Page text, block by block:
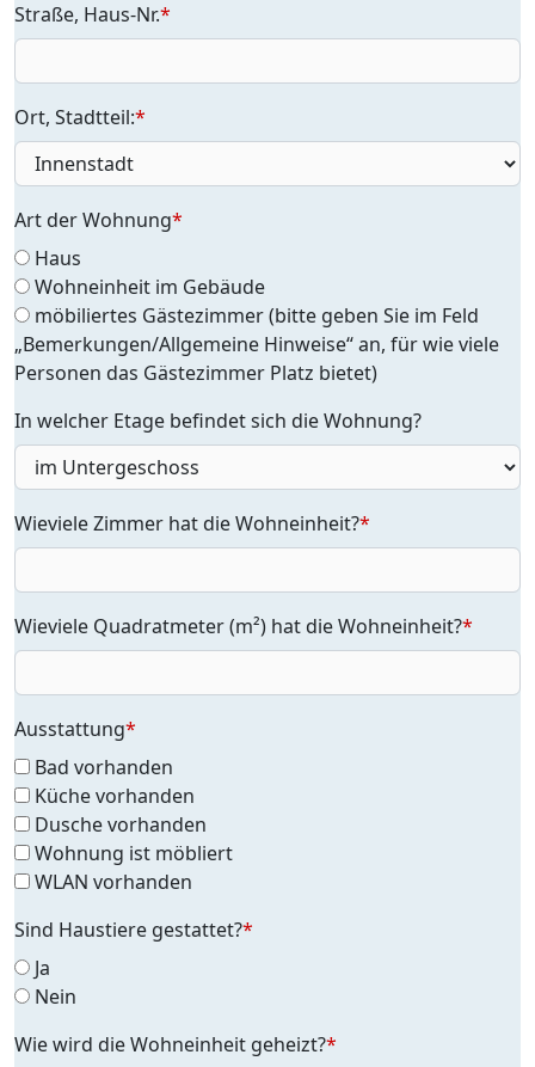
Straße, Haus-Nr.*
Ort, Stadtteil:*
Art der Wohnung*
Haus
Wohneinheit im Gebäude
„Bemerkungen/Allgemeine Hinweise“ an, für wie viele
Personen das Gästezimmer Platz bietet)
In welcher Etage befindet sich die Wohnung?
Wieviele Zimmer hat die Wohneinheit?*
Wieviele Quadratmeter (m²) hat die Wohneinheit?*
Ausstattung*
Bad vorhanden
Küche vorhanden
Dusche vorhanden
Wohnung ist möbliert
WLAN vorhanden
Sind Haustiere gestattet?*
Ja
Nein
Wie wird die Wohneinheit geheizt?*